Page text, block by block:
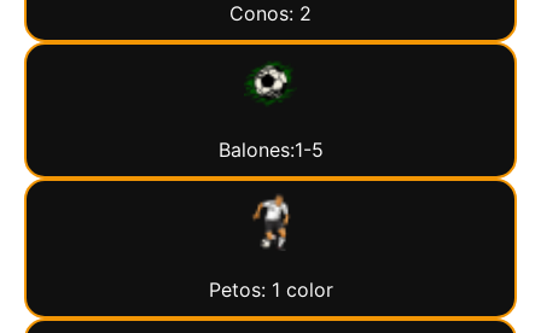
Conos: 2
Balones:1-5
Petos: 1 color